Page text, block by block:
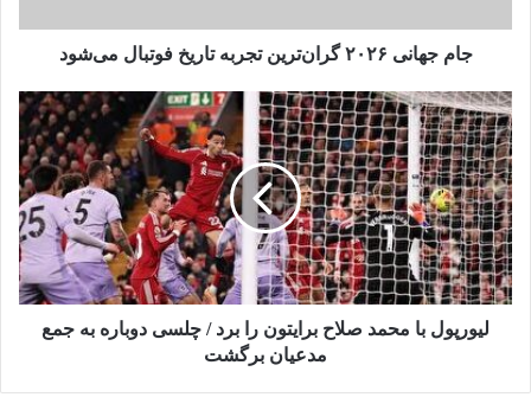
جام جهانی ۲۰۲۶ گران‌ترین تجربه تاریخ فوتبال می‌شود
لیورپول با محمد صلاح برایتون را برد / چلسی دوباره به جمع
مدعیان برگشت